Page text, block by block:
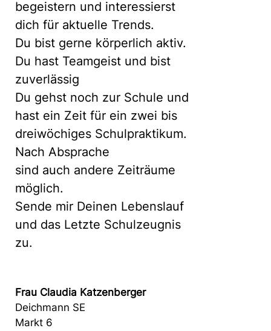
begeistern und interessierst
dich für aktuelle Trends.
Du bist gerne körperlich aktiv.
Du hast Teamgeist und bist
zuverlässig
Du gehst noch zur Schule und
hast ein Zeit für ein zwei bis
dreiwöchiges Schulpraktikum.
Nach Absprache
sind auch andere Zeiträume
möglich.
Sende mir Deinen Lebenslauf
und das Letzte Schulzeugnis
zu.
Frau Claudia Katzenberger
Deichmann SE
Markt 6